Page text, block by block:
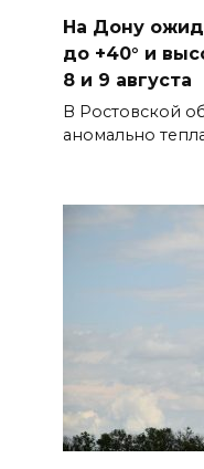
Через 23
стать
под 2 млн
07 августа
В
жары
водой
07 августа
На Дону
до +40° и
8 и 9 августа
В Ростовской
аномально